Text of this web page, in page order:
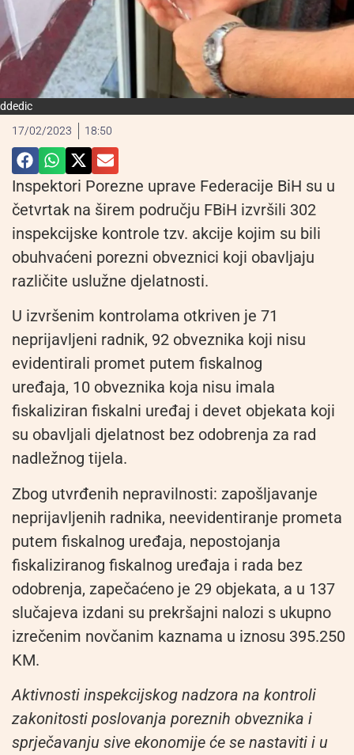
ddedic
17/02/2023
18:50
Inspektori Porezne uprave Federacije BiH su u
četvrtak na širem području FBiH izvršili 302
inspekcijske kontrole tzv. akcije kojim su bili
obuhvaćeni porezni obveznici koji obavljaju
različite uslužne djelatnosti.
U izvršenim kontrolama otkriven je 71
neprijavljeni radnik, 92 obveznika koji nisu
evidentirali promet putem fiskalnog
uređaja, 10 obveznika koja nisu imala
fiskaliziran fiskalni uređaj i devet objekata koji
su obavljali djelatnost bez odobrenja za rad
nadležnog tijela.
Zbog utvrđenih nepravilnosti: zapošljavanje
neprijavljenih radnika, neevidentiranje prometa
putem fiskalnog uređaja, nepostojanja
fiskaliziranog fiskalnog uređaja i rada bez
odobrenja, zapečaćeno je 29 objekata, a u 137
slučajeva izdani su prekršajni nalozi s ukupno
izrečenim novčanim kaznama u iznosu 395.250
KM.
Aktivnosti inspekcijskog nadzora na kontroli
zakonitosti poslovanja poreznih obveznika i
sprječavanju sive ekonomije će se nastaviti i u